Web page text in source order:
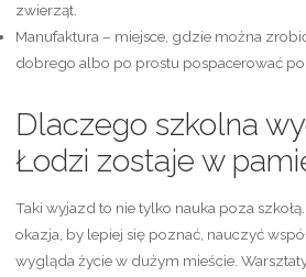
zwierząt.
Manufaktura – miejsce, gdzie można
dobrego albo po prostu pospacerować
Dlaczego szkolna
Łodzi zostaje w
Taki wyjazd to nie tylko nauka poza
okazja, by lepiej się poznać, nauczyć
wygląda życie w dużym mieście.